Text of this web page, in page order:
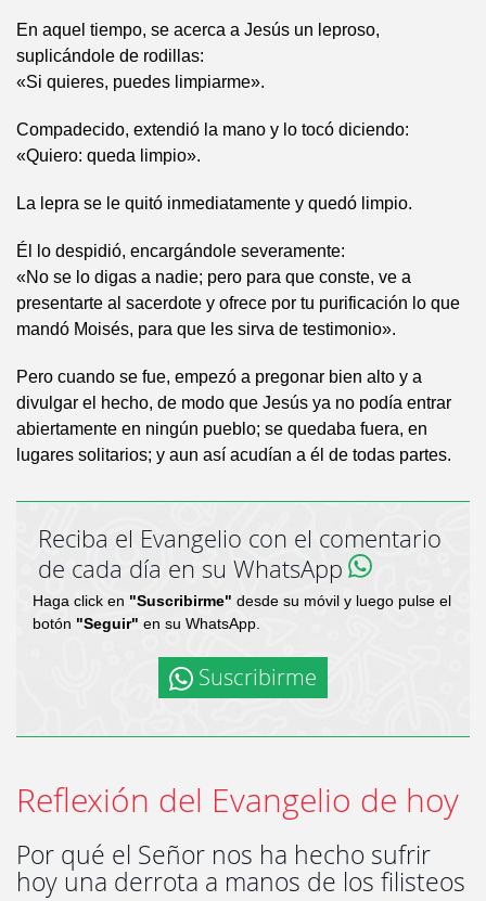
En aquel tiempo, se acerca a Jesús un leproso,
suplicándole de rodillas:
«Si quieres, puedes limpiarme».
Compadecido, extendió la mano y lo tocó diciendo:
«Quiero: queda limpio».
La lepra se le quitó inmediatamente y quedó limpio.
Él lo despidió, encargándole severamente:
«No se lo digas a nadie; pero para que conste, ve a
presentarte al sacerdote y ofrece por tu purificación lo que
mandó Moisés, para que les sirva de testimonio».
Pero cuando se fue, empezó a pregonar bien alto y a
divulgar el hecho, de modo que Jesús ya no podía entrar
abiertamente en ningún pueblo; se quedaba fuera, en
lugares solitarios; y aun así acudían a él de todas partes.
Reciba el Evangelio con el comentario
de cada día en su WhatsApp
Haga click en "Suscribirme" desde su móvil y luego pulse el
botón "Seguir" en su WhatsApp.
Suscribirme
Reflexión del Evangelio de hoy
Por qué el Señor nos ha hecho sufrir
hoy una derrota a manos de los filisteos